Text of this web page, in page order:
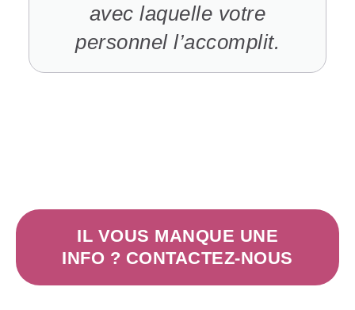
avec laquelle votre
personnel l’accomplit.
IL VOUS MANQUE UNE
INFO ? CONTACTEZ-NOUS